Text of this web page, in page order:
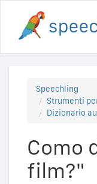
Speechling
Strumenti
Dizionario
Como
film?"